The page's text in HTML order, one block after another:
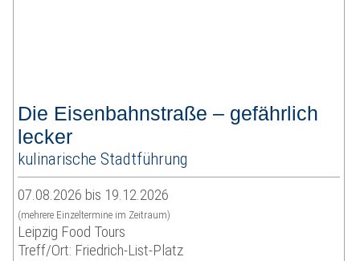
Die Eisenbahnstraße – gefährlich
lecker
kulinarische Stadtführung
07.08.2026 bis 19.12.2026
(mehrere Einzeltermine im Zeitraum)
Leipzig Food Tours
Treff/Ort: Friedrich-List-Platz